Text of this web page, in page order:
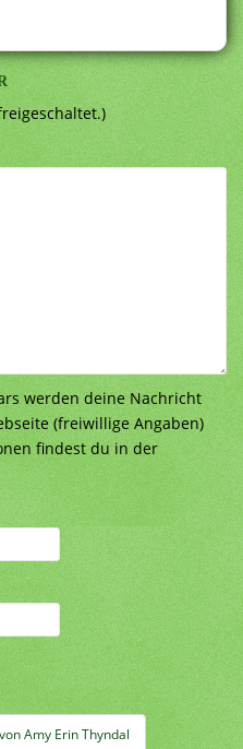
werden deine Nachricht
(freiwillige Angaben)
findest du in der
Amy Erin Thyndal